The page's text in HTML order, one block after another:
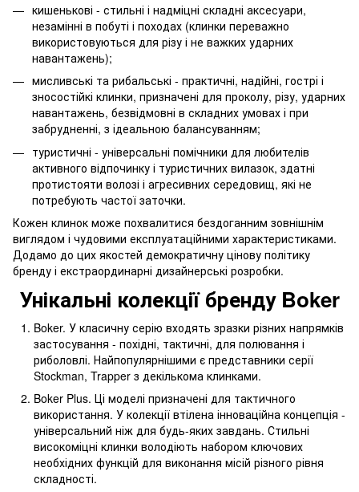
кишенькові - стильні і надміцні складні аксесуари,
незамінні в побуті і походах (клинки переважно
використовуються для різу і не важких ударних
навантажень);
мисливські та рибальські - практичні, надійні, гострі і
зносостійкі клинки, призначені для проколу, різу, ударних
навантажень, безвідмовні в складних умовах і при
забрудненні, з ідеальною балансуванням;
туристичні - універсальні помічники для любителів
активного відпочинку і туристичних вилазок, здатні
протистояти волозі і агресивних середовищ, які не
потребують частої заточки.
Кожен клинок може похвалитися бездоганним зовнішнім
виглядом і чудовими експлуатаційними характеристиками.
Додамо до цих якостей демократичну цінову політику
бренду і екстраординарні дизайнерські розробки.
Унікальні колекції бренду Boker
Boker. У класичну серію входять зразки різних напрямків
застосування - похідні, тактичні, для полювання і
риболовлі. Найпопулярнішими є представники серії
Stockman, Trapper з декількома клинками.
Boker Plus. Ці моделі призначені для тактичного
використання. У колекції втілена інноваційна концепція -
універсальний ніж для будь-яких завдань. Стильні
високоміцні клинки володіють набором ключових
необхідних функцій для виконання місій різного рівня
складності.